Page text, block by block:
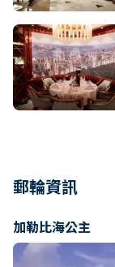
郵輪資訊
加勒比海公主